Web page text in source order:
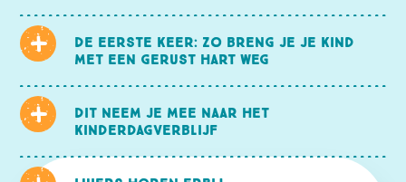
De eerste keer: zo breng je je kind
met een gerust hart weg
Dit neem je mee naar het
kinderdagverblijf